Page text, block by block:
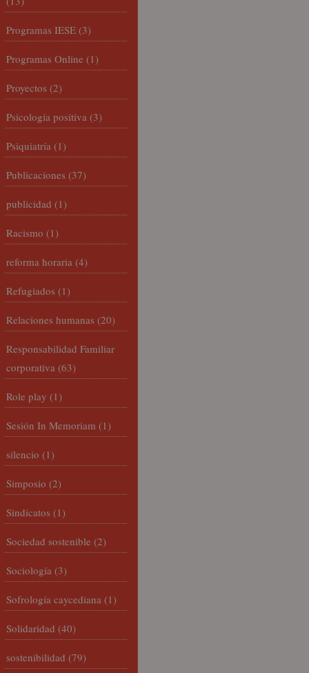
Programas IESE (3)
Programas Online (1)
Proyectos (2)
Psicología positiva (3)
Psiquiatría (1)
Publicaciones (37)
publicidad (1)
Racismo (1)
reforma horaria (4)
Refugiados (1)
Relaciones humanas (20)
Responsabilidad Familiar
corporativa (63)
Role play (1)
Sesión In Memoriam (1)
silencio (1)
Simposio (2)
Sindicatos (1)
Sociedad sostenible (2)
Sociología (3)
Sofrología caycediana (1)
Solidaridad (40)
sostenibilidad (79)